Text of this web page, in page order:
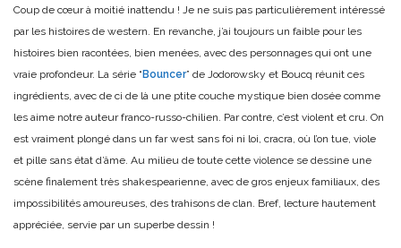
Coup de cœur à moitié inattendu ! Je ne suis pas particulièrement intéressé
par les histoires de western. En revanche, j’ai toujours un faible pour les
histoires bien racontées, bien menées, avec des personnages qui ont une
vraie profondeur. La série “Bouncer” de Jodorowsky et Boucq réunit ces
ingrédients, avec de ci de là une ptite couche mystique bien dosée comme
les aime notre auteur franco-russo-chilien. Par contre, c’est violent et cru. On
est vraiment plongé dans un far west sans foi ni loi, cracra, où l’on tue, viole
et pille sans état d’âme. Au milieu de toute cette violence se dessine une
scène finalement très shakespearienne, avec de gros enjeux familiaux, des
impossibilités amoureuses, des trahisons de clan. Bref, lecture hautement
appréciée, servie par un superbe dessin !